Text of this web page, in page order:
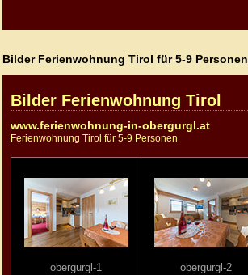
Bilder Ferienwohnung Tirol für 5-9 Personen